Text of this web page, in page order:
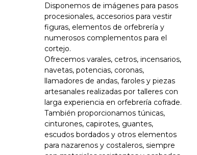
Disponemos de imágenes para pasos
procesionales, accesorios para vestir
figuras, elementos de orfebrería y
numerosos complementos para el
cortejo.
Ofrecemos varales, cetros, incensarios,
navetas, potencias, coronas,
llamadores de andas, faroles y piezas
artesanales realizadas por talleres con
larga experiencia en orfebrería cofrade.
También proporcionamos túnicas,
cinturones, capirotes, guantes,
escudos bordados y otros elementos
para nazarenos y costaleros, siempre